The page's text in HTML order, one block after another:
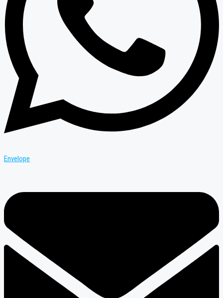
Envelope